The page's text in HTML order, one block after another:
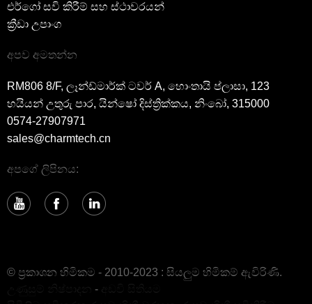
එර්ගෝ සවි කිරීම් සහ ස්ථාවරයන්
ක්‍රීඩා උපාංග
අපව අමතන්න
RM806 8/F, ලෑන්ඩ්මාර්ක් ටවර් A, හොංතායි ප්ලාසා, 123
හයියන් උතුරු පාර, යින්ෂෝ දිස්ත්‍රික්කය, නිංබෝ, 315000
0574-27907971
sales@charmtech.cn
අපගේ ලිපිනය:
© ප්‍රකාශන හිමිකම - 2010-2023 : සියලුම හිමිකම් ඇවිරිණි.
-